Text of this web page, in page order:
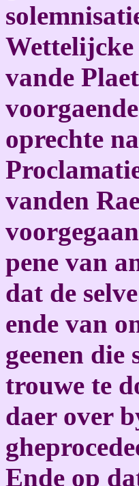
Wettelijcke
vande
oprechte
vanden
pene van
dat de
ende van
geenen die
trouwe te
daer over
Ende op